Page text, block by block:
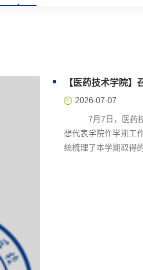
【医药技术学院
2026-07-07
7月7日，医药技术
想代表学院作学期工
统梳理了本学期取得